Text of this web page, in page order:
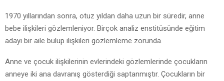
1970 yıllarından sonra, otuz yıldan daha uzun bir süredir, anne
bebe ilişkileri gözlemleniyor. Birçok analiz enstitüsünde eğitim
adayı bir aile bulup ilişkileri gözlemleme zorunda.
Anne ve çocuk ilişkilerinin evlerindeki gözlemlerinde çocukların
anneye iki ana davranış gösterdiği saptanmıştır. Çocukların bir